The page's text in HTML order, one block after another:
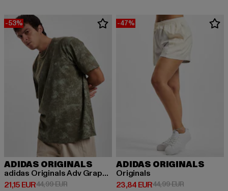
-53%
ADIDAS ORIGINALS
adidas Originals Adv Graphic T-Shirt
21,15 EUR
Derzeitiger Preis: 21,15 EUR
44,99 EURAktionspreis: 44,99 EUR
-47%
ADIDAS ORIGINALS
Originals
23,84 EUR
Derzeitiger Preis: 23,84 EUR
44,99 EURAktionspreis: